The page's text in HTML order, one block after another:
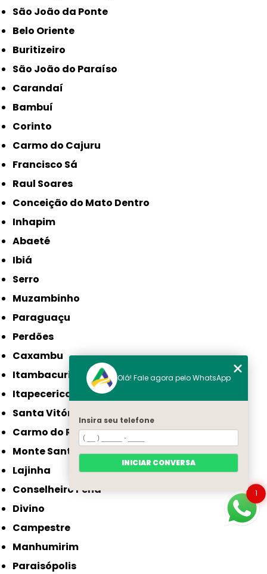
São João da Ponte
Belo Oriente
Buritizeiro
São João do Paraíso
Carandaí
Bambuí
Corinto
Carmo do Cajuru
Francisco Sá
Raul Soares
Conceição do Mato Dentro
Inhapim
Abaeté
Ibiá
Serro
Muzambinho
Paraguaçu
Perdões
Caxambu
Itambacuri
Itapecerica
Santa Vitória
Carmo do Rio Claro
Monte Santo de Minas
Lajinha
Conselheiro Pena
Divino
Campestre
Manhumirim
Paraisópolis
1
Olá! Fale agora pelo WhatsApp
Insira seu telefone
INICIAR CONVERSA